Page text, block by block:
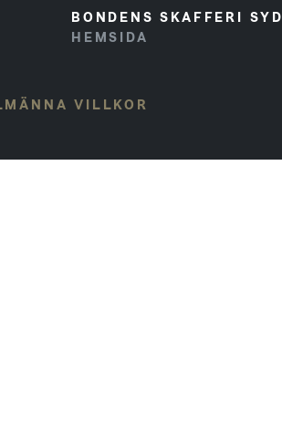
BONDENS SKAFFERI SYD
HEMSIDA
VILLKOR